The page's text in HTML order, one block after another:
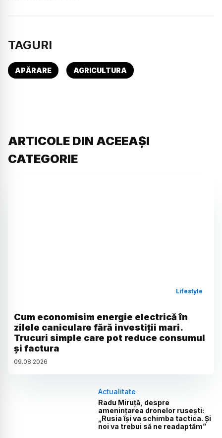
TAGURI
APĂRARE AGRICULTURA
ARTICOLE DIN ACEEAȘI
CATEGORIE
Lifestyle
Cum economisim energie electrică în
zilele caniculare fără investiții mari.
Trucuri simple care pot reduce consumul
și factura
09.08.2026
Actualitate
Radu Miruță, despre
amenințarea dronelor rusești:
„Rusia își va schimba tactica. Și
noi va trebui să ne readaptăm”